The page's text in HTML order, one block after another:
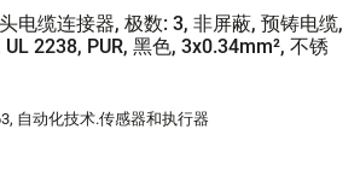
电缆连接器, 极数: 3, 非屏蔽, 预铸电缆,
2238, PUR, 黑色, 3x0.34mm², 不锈
自动化技术.传感器和执行器